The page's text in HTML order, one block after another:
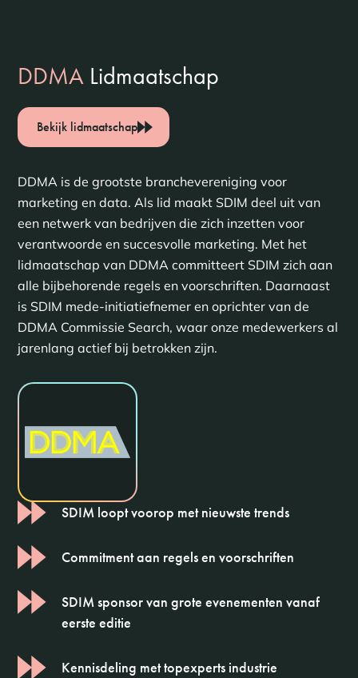
DDMA Lidmaatschap
Bekijk lidmaatschap
DDMA is de grootste branchevereniging voor
marketing en data. Als lid maakt SDIM deel uit van
een netwerk van bedrijven die zich inzetten voor
verantwoorde en succesvolle marketing. Met het
lidmaatschap van DDMA committeert SDIM zich aan
alle bijbehorende regels en voorschriften. Daarnaast
is SDIM mede-initiatiefnemer en oprichter van de
DDMA Commissie Search, waar onze medewerkers al
jarenlang actief bij betrokken zijn.
SDIM loopt voorop met nieuwste trends
Commitment aan regels en voorschriften
SDIM sponsor van grote evenementen vanaf
eerste editie
Kennisdeling met topexperts industrie